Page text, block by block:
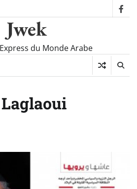
Jwek
du Monde Arabe
Laglaoui